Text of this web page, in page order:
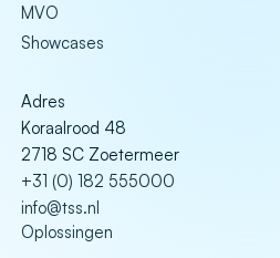
MVO
Showcases
Adres
Koraalrood 48
2718 SC Zoetermeer
+31 (0) 182 555000
info@tss.nl
Oplossingen